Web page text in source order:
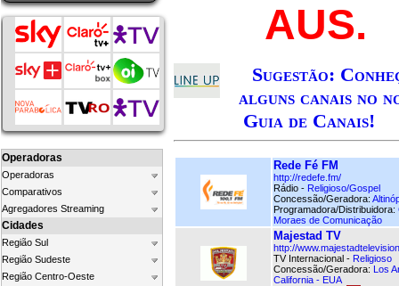
Operadoras
Operadoras
Comparativos
Agregadores Streaming
Cidades
Região Sul
Região Sudeste
Região Centro-Oeste
AUS.
Sugestão:
alguns canais no
Guia de Canais!
Rede Fé FM
http://redefe.fm/
Rádio - Religioso/Gospel
Concessão/Geradora:
Programadora/Distribuidora:
Moraes de Comunicação
Majestad TV
http://
TV Internacional - Religioso
Concessão/Geradora: Los
California - EUA